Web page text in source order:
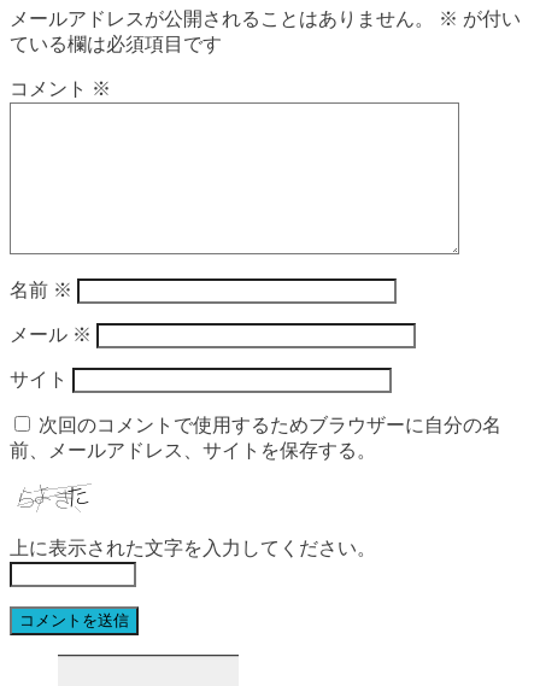
メールアドレスが公開されることはありません。 ※ が付い
ている欄は必須項目です
コメント ※
名前 ※
メール ※
サイト
次回のコメントで使用するためブラウザーに自分の名
前、メールアドレス、サイトを保存する。
上に表示された文字を入力してください。